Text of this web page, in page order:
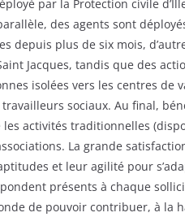
par la Protection civile
des agents sont
depuis plus de six mois,
Jacques, tandis que des
isolées vers les centres
sociaux. Au final,
activités traditionnelles
La grande
et leur agilité pour
présents à chaque
de pouvoir contribuer, à la